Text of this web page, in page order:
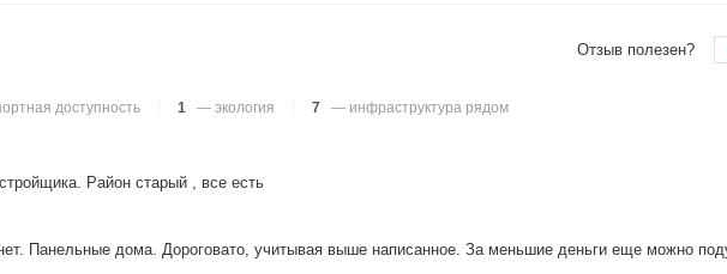
Отзыв полезен?
доступность 1 — экология 7 — инфраструктура рядом
Район старый , все есть
Панельные дома. Дороговато, учитывая выше написанное. За меньшие деньги еще можно